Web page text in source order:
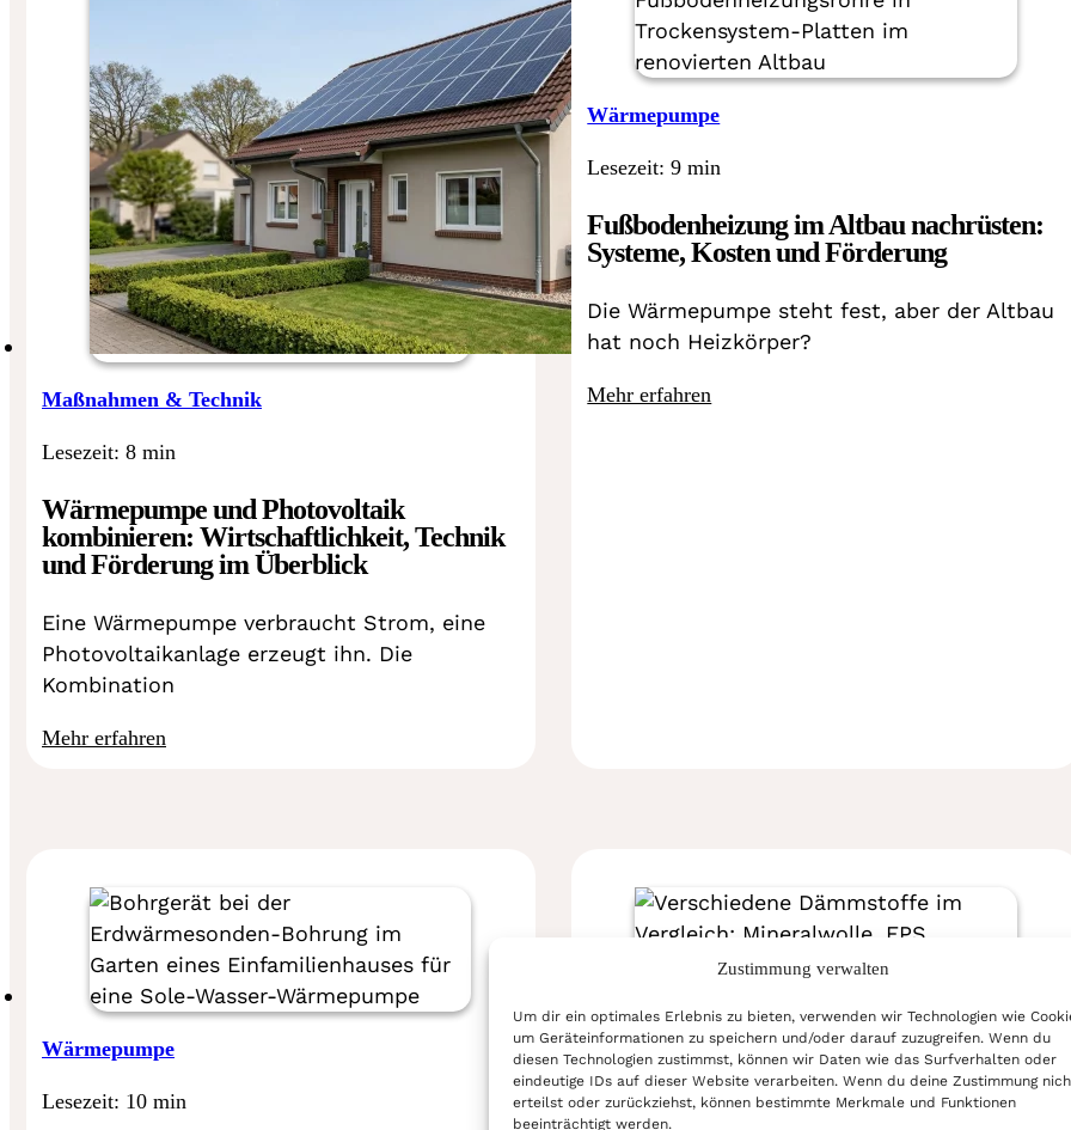
Zustimmung verwalten
Um dir ein optimales Erlebnis zu bieten, verwenden wir Technologien wie
um Geräteinformationen zu speichern und/oder darauf zuzugreifen. Wenn du
diesen Technologien zustimmst, können wir Daten wie das Surfverhalten oder
eindeutige IDs auf dieser Website verarbeiten. Wenn du deine Zustimmung
erteilst oder zurückziehst, können bestimmte Merkmale und Funktionen
beeinträchtigt werden.
Maßnahmen & Technik
Lesezeit: 8 min
Wärmepumpe und Photovoltaik
kombinieren: Wirtschaftlichkeit, Technik
und Förderung im Überblick
Eine Wärmepumpe verbraucht Strom, eine
Photovoltaikanlage erzeugt ihn. Die
Kombination
Mehr erfahren
Wärmepumpe
Lesezeit: 9 min
Fußbodenheizung im Altbau nachrüsten:
Systeme, Kosten und Förderung
Die Wärmepumpe steht fest, aber der Altbau
hat noch Heizkörper?
Mehr erfahren
Wärmepumpe
Lesezeit: 10 min
Dämmung
Lesezeit: 15 min